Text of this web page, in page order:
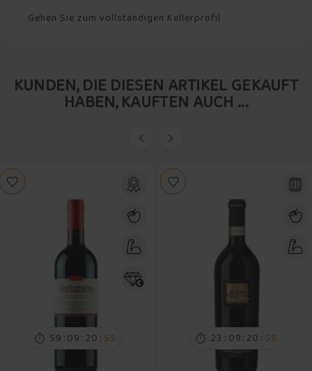
Gehen Sie zum vollständigen Kellerprofil
KUNDEN, DIE DIESEN ARTIKEL GEKAUFT
HABEN, KAUFTEN AUCH ...
 
 59 :09 : 20 : 55  23 : 09: 20 : 55